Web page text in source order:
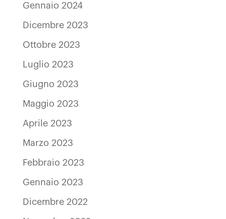
Gennaio 2024
Dicembre 2023
Ottobre 2023
Luglio 2023
Giugno 2023
Maggio 2023
Aprile 2023
Marzo 2023
Febbraio 2023
Gennaio 2023
Dicembre 2022